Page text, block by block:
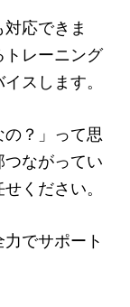
応できま
トレーニング
スします。
の？」って思
ながってい
ください。
でサポート